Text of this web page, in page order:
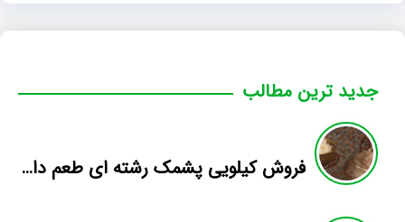
جدید ترین مطالب
فروش کیلویی پشمک رشته ای طعم دار میوه